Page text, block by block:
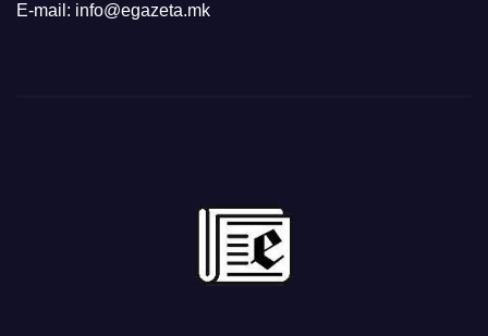
E-mail: info@egazeta.mk